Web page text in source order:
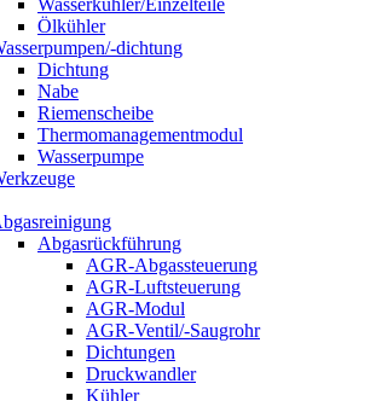
Wasserkühler/Einzelteile
Ölkühler
dichtung
Dichtung
Nabe
Riemenscheibe
Thermomanagementmodul
Wasserpumpe
Abgasrückführung
AGR-Abgassteuerung
AGR-Luftsteuerung
AGR-Modul
AGR-Ventil/-Saugrohr
Dichtungen
Druckwandler
Kühler